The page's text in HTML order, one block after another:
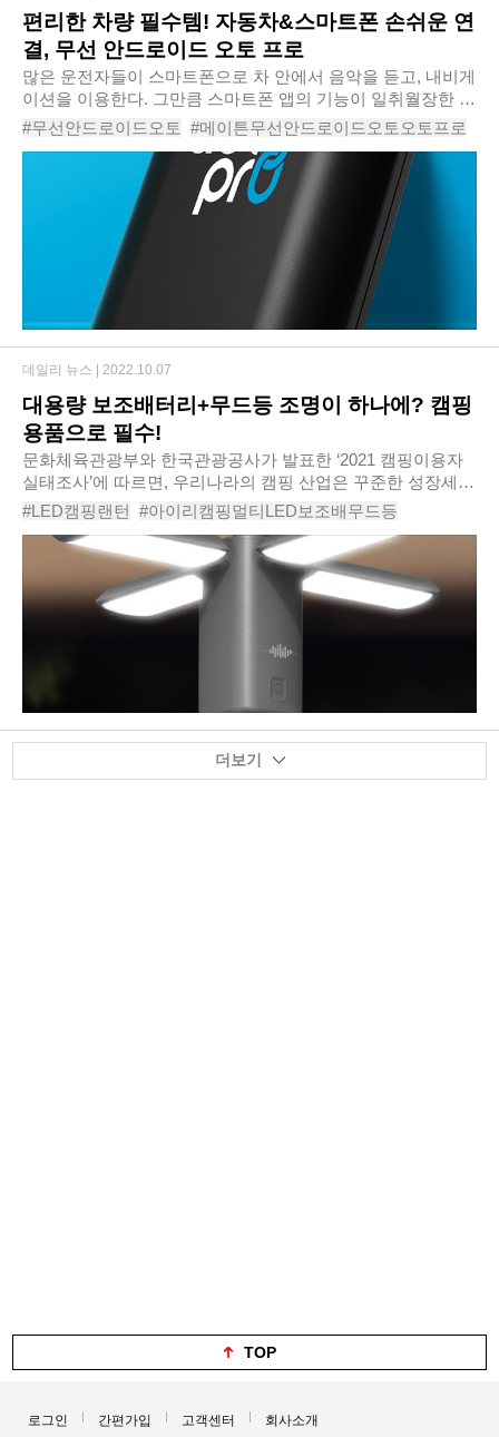
편리한 차량 필수템! 자동차&스마트폰 손쉬운 연
결, 무선 안드로이드 오토 프로
많은 운전자들이 스마트폰으로 차 안에서 음악을 듣고, 내비게
이션을 이용한다. 그만큼 스마트폰 앱의 기능이 일취월장한 덕
인데, 이제는 음악 전문 기기나 내비게이션 디바이스 이상으로
스마트폰 앱이 사용하기도 편리하고 기..
#무선안드로이드오토 #메이튼무선안드로이드오토오토프로
#안드로이드오토 #안드로이드오토동글
#안드로이드오토무선연결 #안드로이드오토사용하기
#안드로이드오토지원
#안드로이드오토출시
대용량 보조배터리+무드등 조명이 하나에? 캠핑
용품으로 필수!
문화체육관광부와 한국관광공사가 발표한 ‘2021 캠핑이용자
실태조사’에 따르면, 우리나라의 캠핑 산업은 꾸준한 성장세를
기록하고 있으며 캠핑 인구도 갈수록 많아지는 것으로 나타나
고 있다. 코로나19로 인해 높아진 캠핑..
#LED캠핑랜턴 #아이리캠핑멀티LED보조배무드등
#아이리캠핑멀티LED보조배터리무드등 #캠핑용배터리
#대용량배터리 #대용량배터리추천 #대용량배터리충전
#캠핑용대용량배터리
데일리 뉴스 | 2022.10.07
더보기
TOP
로그인 간편가입 고객센터 회사소개